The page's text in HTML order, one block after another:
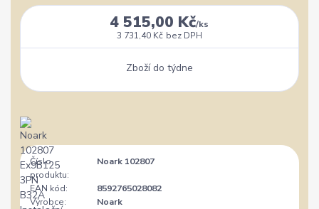
4 515,00 Kč/ks
3 731,40 Kč bez DPH
Zboží do týdne
Číslo
produktu:
Noark 102807
EAN kód:
8592765028082
Výrobce:
Noark